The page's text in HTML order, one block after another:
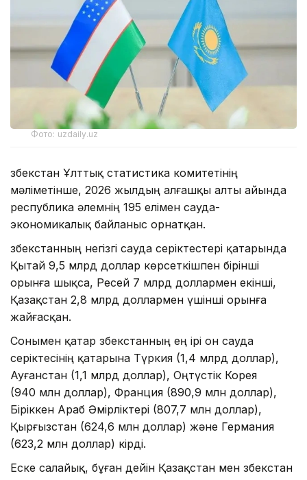
Фото: uzdaily.uz
Өзбекстан Ұлттық статистика комитетінің
мәліметінше, 2026 жылдың алғашқы алты айында
республика әлемнің 195 елімен сауда-
экономикалық байланыс орнатқан.
Өзбекстанның негізгі сауда серіктестері қатарында
Қытай 9,5 млрд доллар көрсеткішпен бірінші
орынға шықса, Ресей 7 млрд доллармен екінші,
Қазақстан 2,8 млрд доллармен үшінші орынға
жайғасқан.
Сонымен қатар Өзбекстанның ең ірі он сауда
серіктесінің қатарына Түркия (1,4 млрд доллар),
Ауғанстан (1,1 млрд доллар), Оңтүстік Корея
(940 млн доллар), Франция (890,9 млн доллар),
Біріккен Араб Әмірліктері (807,7 млн доллар),
Қырғызстан (624,6 млн доллар) және Германия
(623,2 млн доллар) кірді.
Еске салайық, бұған дейін Қазақстан мен Өзбекстан